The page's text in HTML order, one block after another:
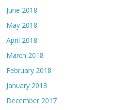
June 2018
May 2018
April 2018
March 2018
February 2018
January 2018
December 2017